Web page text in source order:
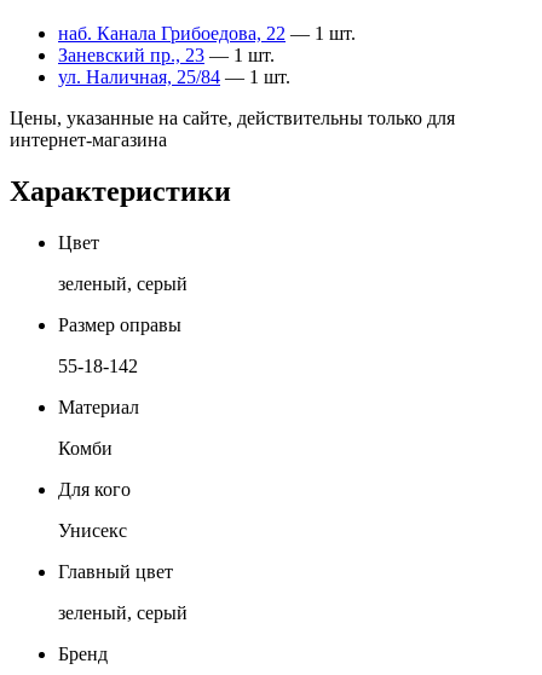
наб. Канала Грибоедова, 22 — 1 шт.
Заневский пр., 23 — 1 шт.
ул. Наличная, 25/84 — 1 шт.
Цены, указанные на сайте, действительны только для
интернет-магазина
Характеристики
Цвет
зеленый, серый
Размер оправы
55-18-142
Материал
Комби
Для кого
Унисекс
Главный цвет
зеленый, серый
Бренд